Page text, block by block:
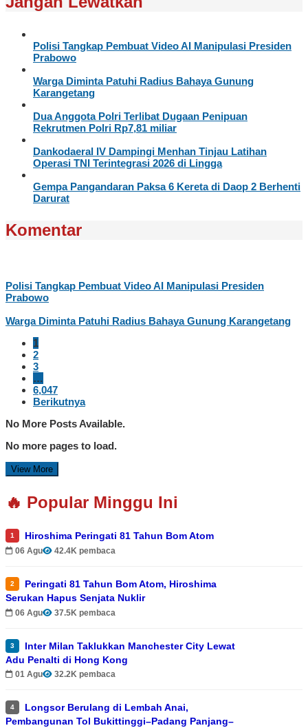
Polisi Tangkap Pembuat Video AI Manipulasi Presiden
Prabowo
Warga Diminta Patuhi Radius Bahaya Gunung
Karangetang
Dua Anggota Polri Terlibat Dugaan Penipuan
Rekrutmen Polri Rp7,81 miliar
Dankodaeral IV Dampingi Menhan Tinjau Latihan
Operasi TNI Terintegrasi 2026 di Lingga
Gempa Pangandaran Paksa 6 Kereta di Daop 2 Berhenti
Darurat
Komentar
Polisi Tangkap Pembuat Video AI Manipulasi Presiden
Prabowo
Warga Diminta Patuhi Radius Bahaya Gunung Karangetang
1
2
3
…
6,047
Berikutnya
No More Posts Available.
No more pages to load.
View More
🔥 Popular Minggu Ini
1 Hiroshima Peringati 81 Tahun Bom Atom
06 Agu 42.4K pembaca
2
Peringati 81 Tahun Bom Atom, Hiroshima
Serukan Hapus Senjata Nuklir
06 Agu 37.5K pembaca
3
Inter Milan Taklukkan Manchester City Lewat
Adu Penalti di Hong Kong
01 Agu 32.2K pembaca
4
Longsor Berulang di Lembah Anai,
Pembangunan Tol Bukittinggi–Padang Panjang–